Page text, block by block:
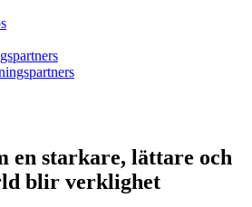
en starkare, lättare och
blir verklighet